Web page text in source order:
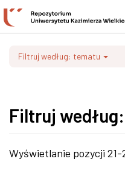
Filtruj według: tematu
Filtruj
Wyświetlanie pozycji 21-